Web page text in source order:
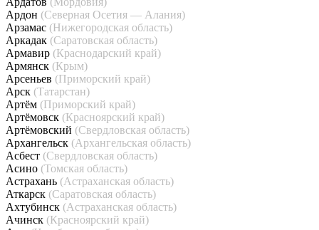
Ардон (Северная Осетия — Алания)
Арзамас (Нижегородская область)
Аркадак (Саратовская область)
Армавир (Краснодарский край)
Армянск (Крым)
Арсеньев (Приморский край)
Арск (Татарстан)
Артём (Приморский край)
Артёмовск (Красноярский край)
Артёмовский (Свердловская область)
Архангельск (Архангельская область)
Асбест (Свердловская область)
Асино (Томская область)
Астрахань (Астраханская область)
Аткарск (Саратовская область)
Ахтубинск (Астраханская область)
Ачинск (Красноярский край)